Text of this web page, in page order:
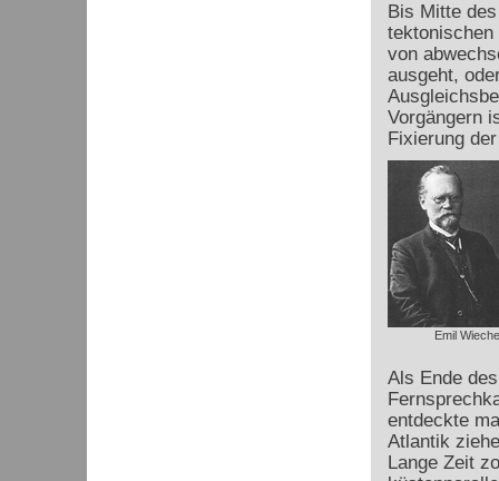
Bis Mitte
tektonischen
von
ausgeht,
Vorgängern
Fixierung
Emil
Als Ende
entdeckte
Atlantik
Lange Zeit